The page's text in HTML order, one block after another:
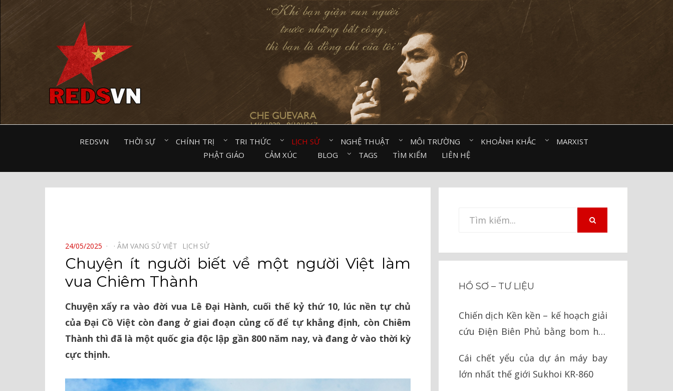
REDSVN THỜI SỰ⠀ CHÍNH TRỊ⠀ TRI THỨC⠀ LỊCH SỬ⠀ NGHỆ THUẬT⠀ MÔI TRƯỜNG⠀ KHOẢNH KHẮC⠀
MARXIST⠀
PHẬT GIÁO⠀
CẢM XÚC⠀ BLOG⠀ TAGS TÌM KIẾM LIÊN HỆ
POSTED
ON
24/05/2025 ÂM VANG SỬ VIỆT⠀ LỊCH SỬ⠀
Chuyện ít người biết về một người Việt làm
vua Chiêm Thành
Chuyện xẩy ra vào đời vua Lê Đại Hành, cuối thế kỷ thứ 10, lúc nền tự chủ
của Đại Cồ Việt còn đang ở giai đoạn củng cố để tự khẳng định, còn Chiêm
Thành thì đã là một quốc gia độc lập gần 800 năm nay, và đang ở vào thời kỳ
cực thịnh.
Tìm
HỒ SƠ – TƯ LIỆU
Chiến dịch Kền kền – kế hoạch giải
cứu Điện Biên Phủ bằng bom hạt
Cái chết yểu của dự án máy bay
lớn nhất thế giới Sukhoi KR-860